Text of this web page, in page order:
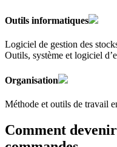
Outils informatiques
Logiciel de gestion des
Outils, système et logiciel
Organisation
Méthode et outils de travail
Comment